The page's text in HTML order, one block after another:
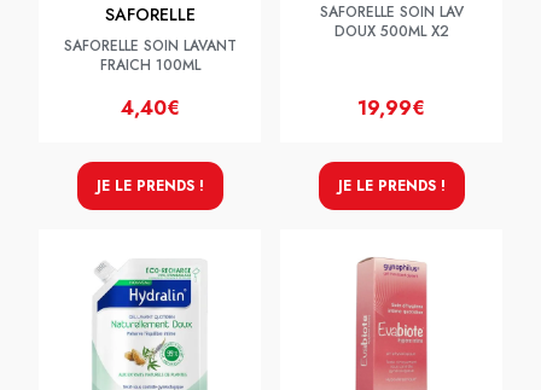
SAFORELLE
SAFORELLE SOIN LAVANT
FRAICH 100ML
4,40€
JE LE PRENDS !
SAFORELLE SOIN LAV
DOUX 500ML X2
19,99€
JE LE PRENDS !